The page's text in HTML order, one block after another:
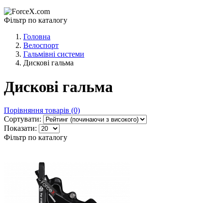
Фільтр по каталогу
Головна
Велоспорт
Гальмівні системи
Дискові гальма
Дискові гальма
Порівняння товарів (0)
Сортувати:
Показати:
Фільтр по каталогу